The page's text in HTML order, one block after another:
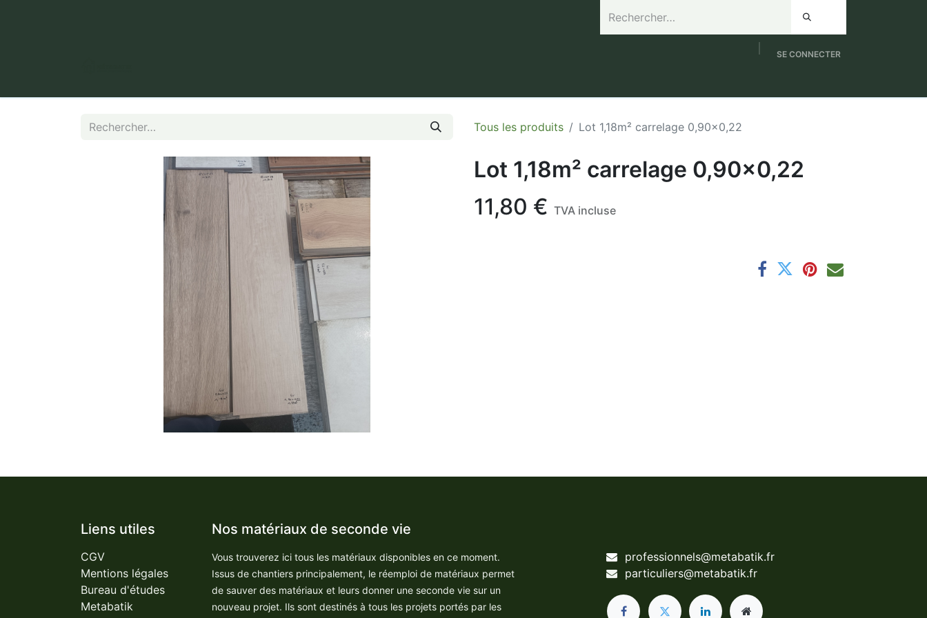
SE CONNECTER
Tous les produits Lot 1,18m² carrelage 0,90x0,22
Lot 1,18m² carrelage 0,90x0,22
11,80 € TVA incluse
Liens utiles
CGV
Mentions légales
Bureau d'études
Metabatik
Nos matériaux de seconde vie
Vous trouverez ici tous les matériaux disponibles en ce moment.
Issus de chantiers principalement, le réemploi de matériaux permet
de sauver des matériaux et leurs donner une seconde vie sur un
nouveau projet. Ils sont destinés à tous les projets portés par les
professionnels@metabatik.fr
particuliers@metabatik.fr